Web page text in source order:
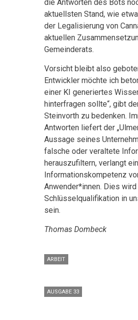
die Antworten des Bots
aktuellsten Stand, wie
der Legalisierung von
aktuellen
Gemeinderats.
Vorsicht bleibt also
Entwickler möchte ich
einer KI generiertes
hinterfragen sollte“, gibt
Steinvorth zu bedenken.
Antworten liefert der
Aussage seines
falsche oder veraltete
herauszufiltern, verlangt
Informationskompetenz
Anwender*innen. Dies
Schlüsselqualifikation in
sein.
Thomas Dombeck
ARBEIT
AUSGABE 33